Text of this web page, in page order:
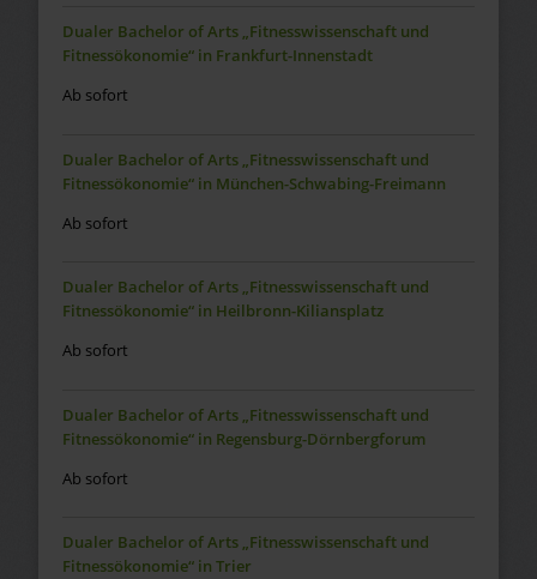
Dualer Bachelor of Arts „Fitnesswissenschaft und
Fitnessökonomie“ in Frankfurt-Innenstadt
Ab sofort
Dualer Bachelor of Arts „Fitnesswissenschaft und
Fitnessökonomie“ in München-Schwabing-Freimann
Ab sofort
Dualer Bachelor of Arts „Fitnesswissenschaft und
Fitnessökonomie“ in Heilbronn-Kiliansplatz
Ab sofort
Dualer Bachelor of Arts „Fitnesswissenschaft und
Fitnessökonomie“ in Regensburg-Dörnbergforum
Ab sofort
Dualer Bachelor of Arts „Fitnesswissenschaft und
Fitnessökonomie“ in Trier